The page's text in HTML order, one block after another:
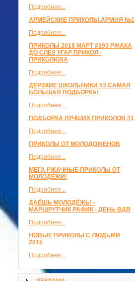
Подробнее...
АРМЕЙСКИЕ ПРИКОЛЫ.АРМИЯ №1
Подробнее...
ПРИКОЛЫ 2018 МАРТ #393 РЖАКА
ДО СЛЕЗ УГАР ПРИКОЛ -
ПРИКОЛЮХА
Подробнее...
ДЕРЗКИЕ ШКОЛЬНИКИ #3 САМАЯ
БОЛЬШАЯ ПОДБОРКА!
Подробнее...
ПОДБОРКА ЛУЧШИХ ПРИКОЛОВ #1
Подробнее...
ПРИКОЛЫ ОТ МОЛОДОЖЕНОВ
Подробнее...
МЕГА РЖАЧНЫЕ ПРИКОЛЫ ОТ
МОЛОДЕЖИ!
Подробнее...
ДАЁШЬ МОЛОДЁЖЬ! -
МАРШРУТЧИК РАФИК - ДЕНЬ ВДВ
Подробнее...
НОВЫЕ ПРИКОЛЫ С ЛЮДЬМИ
2015
Подробнее...